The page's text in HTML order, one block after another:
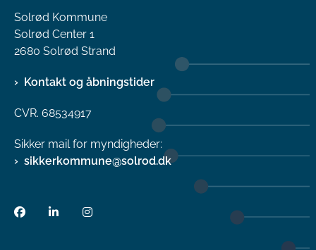
Solrød Kommune
Solrød Center 1
2680 Solrød Strand
Kontakt og åbningstider
CVR. 68534917
Sikker mail for myndigheder:
sikkerkommune@solrod.dk